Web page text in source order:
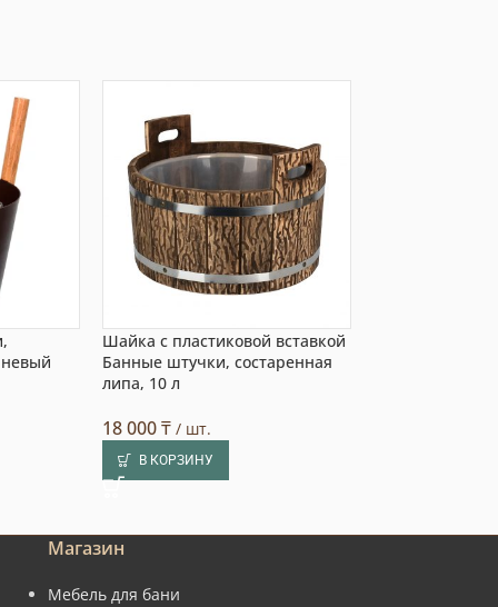
Шайка с пластиковой вставкой
Банные штучки, состаренная
липа, 10 л
18 000₸/ шт.
В КОРЗИНУ
Магазин
Мебель для бани